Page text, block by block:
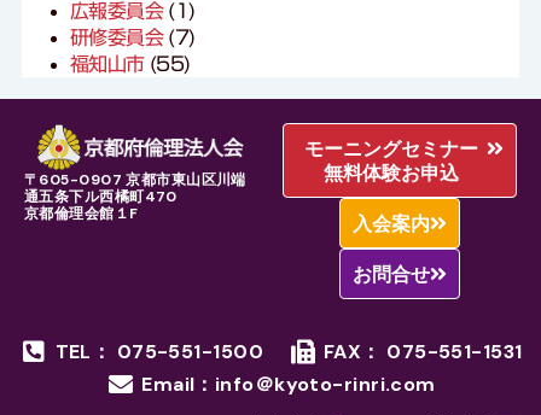
広報委員会(1)
研修委員会(7)
福知山市(55)
〒605-0907 京都市東山区川端
通五条下ル西橘町470
京都倫理会館１F
モーニングセミナー
無料体験お申込
入会案内
お問合せ
TEL： 075-551-1500
FAX： 075-551-1531
Email：info＠kyoto-rinri.com